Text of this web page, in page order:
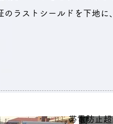
ラストシールドを下地に
帯電防止